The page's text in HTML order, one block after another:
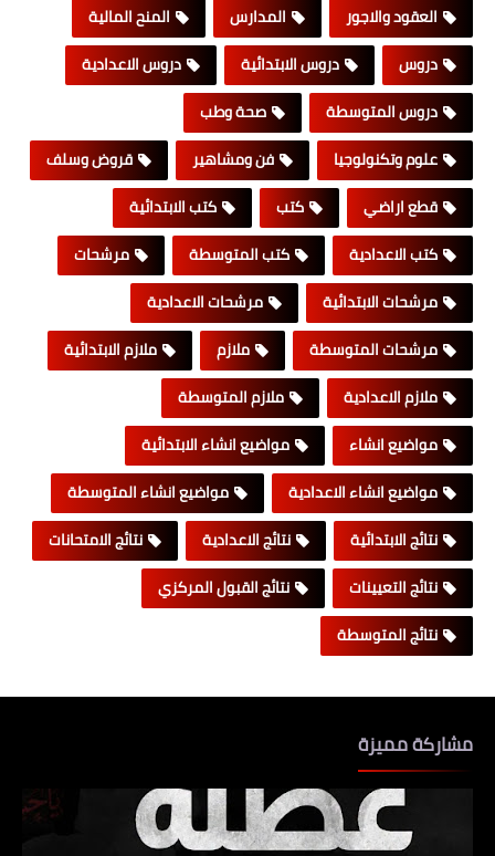
العقود والاجور
المدارس
المنح المالية
دروس
دروس الابتدائية
دروس الاعدادية
دروس المتوسطة
صحة وطب
علوم وتكنولوجيا
فن ومشاهير
قروض وسلف
قطع اراضي
كتب
كتب الابتدائية
كتب الاعدادية
كتب المتوسطة
مرشحات
مرشحات الابتدائية
مرشحات الاعدادية
مرشحات المتوسطة
ملازم
ملازم الابتدائية
ملازم الاعدادية
ملازم المتوسطة
مواضيع انشاء
مواضيع انشاء الابتدائية
مواضيع انشاء الاعدادية
مواضيع انشاء المتوسطة
نتائج الابتدائية
نتائج الاعدادية
نتائج الامتحانات
نتائج التعيينات
نتائج القبول المركزي
نتائج المتوسطة
مشاركة مميزة